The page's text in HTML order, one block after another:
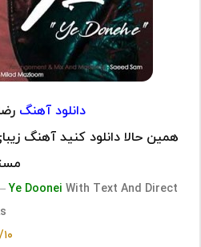
دانلود آهنگ
همین حالا دانلود کنید آهنگ
–Ye Doonei With Text And Direct